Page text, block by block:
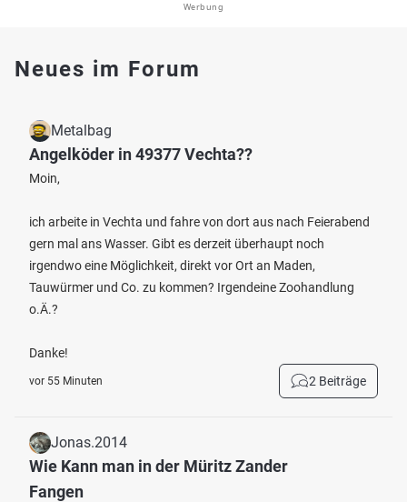
Werbung
Neues im Forum
Metalbag
Angelköder in 49377 Vechta??
Moin,
ich arbeite in Vechta und fahre von dort aus nach Feierabend
gern mal ans Wasser. Gibt es derzeit überhaupt noch
irgendwo eine Möglichkeit, direkt vor Ort an Maden,
Tauwürmer und Co. zu kommen? Irgendeine Zoohandlung
o.Ä.?
Danke!
vor 55 Minuten 2 Beiträge
Jonas.2014
Wie Kann man in der Müritz Zander
Fangen